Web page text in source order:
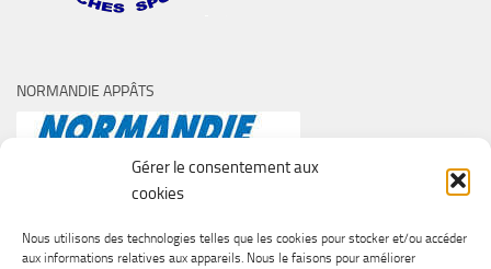
Gérer le consentement aux
cookies
Nous utilisons des technologies telles que les cookies pour stocker et/ou accéder
aux informations relatives aux appareils. Nous le faisons pour améliorer
NORMANDIE APPÂTS